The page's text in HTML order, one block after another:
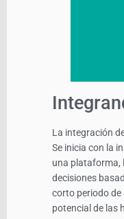
La integración
Se inicia con la
una plataforma,
decisiones
corto periodo
potencial de las